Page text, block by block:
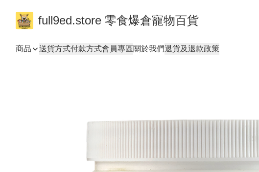
full9ed.store 零食爆倉寵物百貨
商品 送貨方式付款方式會員專區關於我們退貨及退款政策